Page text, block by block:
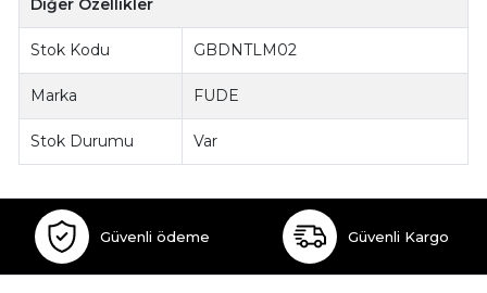
Stok Kodu GBDNTLM02
Marka FUDE
Stok Durumu Var
Güvenli ödeme Güvenli Kargo